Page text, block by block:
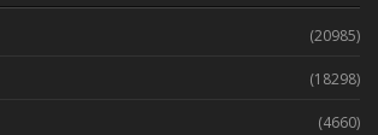
(20985)
(18298)
(4660)